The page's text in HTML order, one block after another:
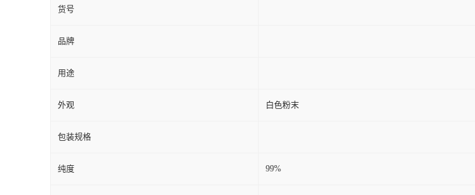
货号
品牌
用途
外观 白色粉末
包装规格
纯度 99%